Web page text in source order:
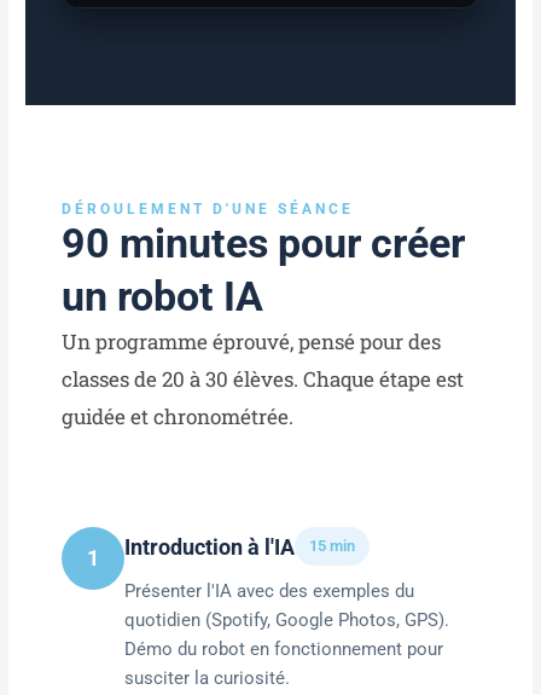
DÉROULEMENT D'UNE SÉANCE
90 minutes pour créer
un robot IA
Un programme éprouvé, pensé pour des
classes de 20 à 30 élèves. Chaque étape est
guidée et chronométrée.
1 Introduction à l'IA 15 min
Présenter l'IA avec des exemples du
quotidien (Spotify, Google Photos, GPS).
Démo du robot en fonctionnement pour
susciter la curiosité.